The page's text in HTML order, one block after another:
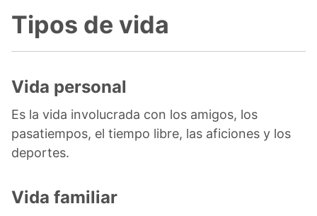
Tipos de vida
Vida personal
Es la vida involucrada con los amigos, los
pasatiempos, el tiempo libre, las aficiones y los
deportes.
Vida familiar